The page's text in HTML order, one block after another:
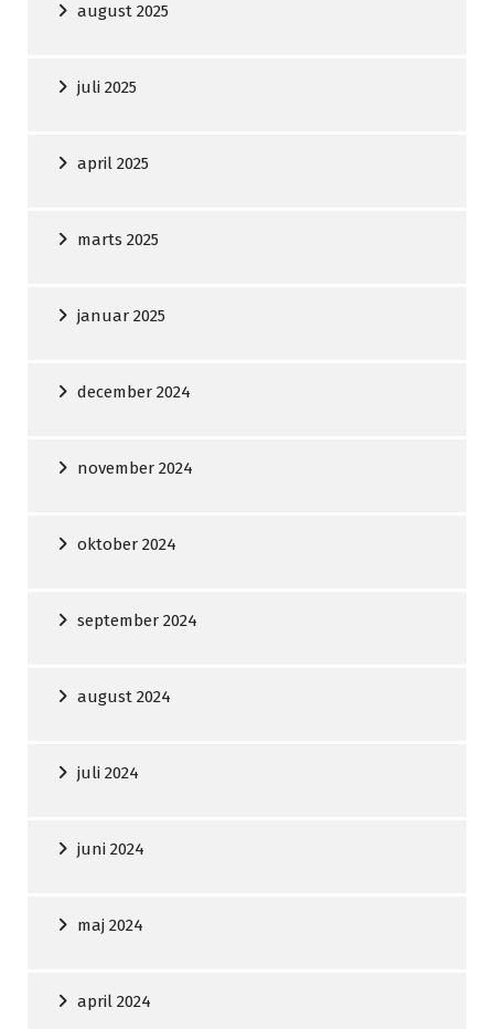
august 2025
juli 2025
april 2025
marts 2025
januar 2025
december 2024
november 2024
oktober 2024
september 2024
august 2024
juli 2024
juni 2024
maj 2024
april 2024